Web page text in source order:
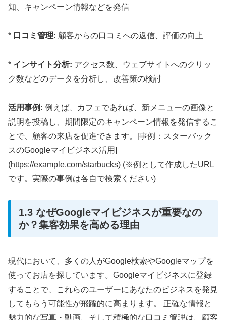
知、キャンペーン情報などを発信
* 口コミ管理: 顧客からの口コミへの返信、評価の向上
* インサイト分析: アクセス数、ウェブサイトへのクリッ
ク数などのデータを分析し、改善策の検討
活用事例: 例えば、カフェであれば、新メニューの画像と
説明を投稿し、期間限定のキャンペーン情報を発信するこ
とで、顧客の来店を促進できます。[事例：スターバック
スのGoogleマイビジネス活用]
(https://example.com/starbucks) (※例として作成したURL
です。実際の事例は各自で検索ください)
1.3 なぜGoogleマイビジネスが重要なの
か？集客効果を高める理由
現代において、多くの人がGoogle検索やGoogleマップを
使ってお店を探しています。Googleマイビジネスに登録
することで、これらのユーザーにあなたのビジネスを発見
してもらう可能性が飛躍的に高まります。 正確な情報と
魅力的な写真・動画、そして積極的な口コミ管理は、顧客